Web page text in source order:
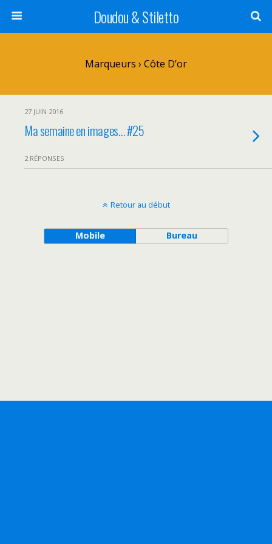
Doudou & Stiletto
Marqueurs › Côte D’or
27 JUIN 2016
Ma semaine en images… #25
2 RÉPONSES
Retour au début
Mobile Bureau